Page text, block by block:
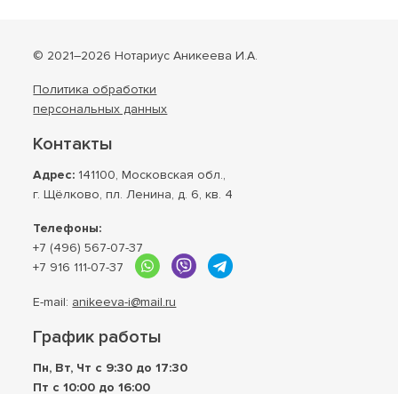
© 2021–2026 Нотариус Аникеева И.А.
Политика обработки
персональных данных
Контакты
Адрес: 141100, Московская обл.,
г. Щёлково, пл. Ленина, д. 6, кв. 4
Телефоны:
+7 (496) 567-07-37
+7 916 111-07-37
E-mail: anikeeva-i@mail.ru
График работы
Пн, Вт, Чт с 9:30 до 17:30
Пт с 10:00 до 16:00